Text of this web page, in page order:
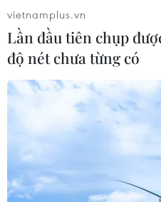
vietnamplus.vn
Lần đầu tiên chụp
độ nét chưa từng có